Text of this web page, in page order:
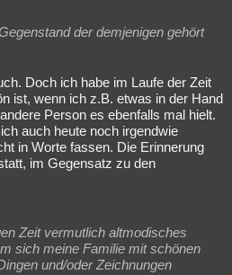
der demjenigen gehört
Doch ich habe im Laufe der Zeit
ist, wenn ich z.B. etwas in der Hand
Person es ebenfalls mal hielt.
auch heute noch irgendwie
in Worte fassen. Die Erinnerung
im Gegensatz zu den
Zeit vermutlich altmodisches
sich meine Familie mit schönen
und/oder Zeichnungen